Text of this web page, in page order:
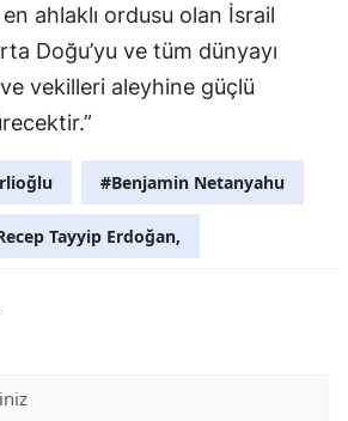
ahlaklı ordusu olan İsrail
Doğu’yu ve tüm dünyayı
vekilleri aleyhine güçlü
#Benjamin Netanyahu
Tayyip Erdoğan,